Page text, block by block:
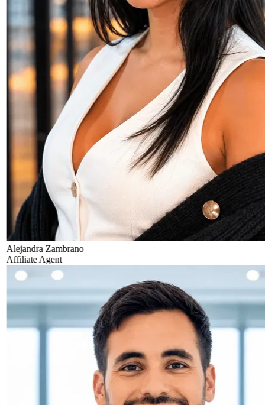
Zambrano
Agent